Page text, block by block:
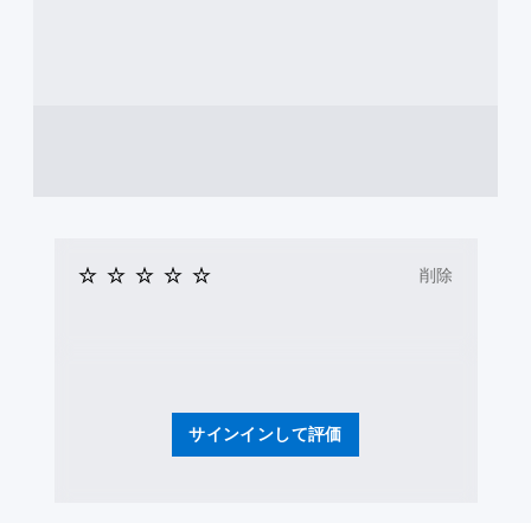
サインインして評価
削除